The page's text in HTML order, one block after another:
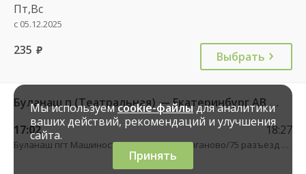
Пт,Вс
с 05.12.2025
235 руб. Выбрать
Буланаш п.(Театральная) — Екатеринбург АВ Северный 523
17:02
Буланаш пгт Машиностроителей
18:27
Пов. Стриганово/75 разъезд трасса
Мы используемcookie-файлыдля аналитики
ваших действий, рекомендаций и улучшения
сайта.
Принять